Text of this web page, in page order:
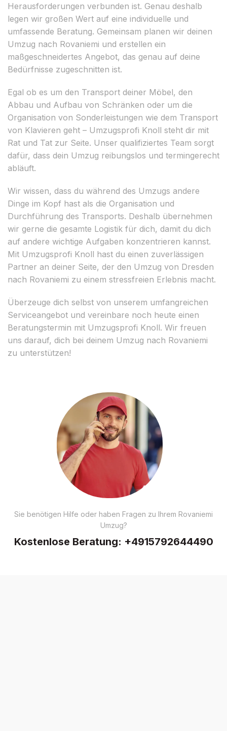
Herausforderungen verbunden ist. Genau deshalb
legen wir großen Wert auf eine individuelle und
umfassende Beratung. Gemeinsam planen wir deinen
Umzug nach Rovaniemi und erstellen ein
maßgeschneidertes Angebot, das genau auf deine
Bedürfnisse zugeschnitten ist.
Egal ob es um den Transport deiner Möbel, den
Abbau und Aufbau von Schränken oder um die
Organisation von Sonderleistungen wie dem Transport
von Klavieren geht – Umzugsprofi Knoll steht dir mit
Rat und Tat zur Seite. Unser qualifiziertes Team sorgt
dafür, dass dein Umzug reibungslos und termingerecht
abläuft.
Wir wissen, dass du während des Umzugs andere
Dinge im Kopf hast als die Organisation und
Durchführung des Transports. Deshalb übernehmen
wir gerne die gesamte Logistik für dich, damit du dich
auf andere wichtige Aufgaben konzentrieren kannst.
Mit Umzugsprofi Knoll hast du einen zuverlässigen
Partner an deiner Seite, der den Umzug von Dresden
nach Rovaniemi zu einem stressfreien Erlebnis macht.
Überzeuge dich selbst von unserem umfangreichen
Serviceangebot und vereinbare noch heute einen
Beratungstermin mit Umzugsprofi Knoll. Wir freuen
uns darauf, dich bei deinem Umzug nach Rovaniemi
zu unterstützen!
Sie benötigen Hilfe oder haben Fragen zu Ihrem Rovaniemi
Umzug?
Kostenlose Beratung: +4915792644490